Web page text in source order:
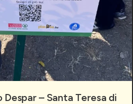
Despar – Santa Teresa di